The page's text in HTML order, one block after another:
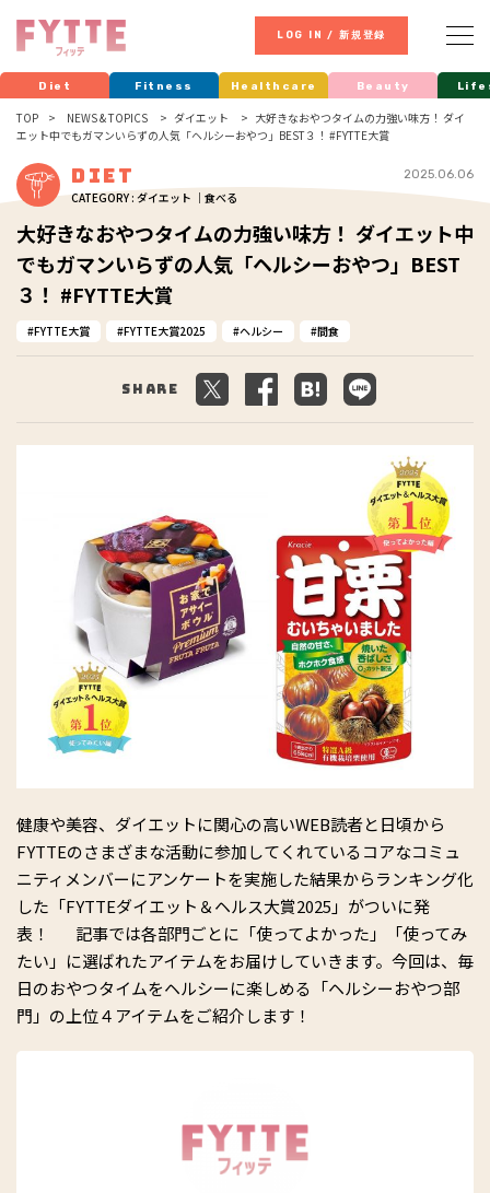
LOG IN / 新規登録
Diet Fitness Healthcare Beauty
TOP NEWS & TOPICS ダイエット
大好きなおやつタイムの力強い味方！ ダイ
エット中でもガマンいらずの人気「ヘルシーおやつ」BEST３！ #FYTTE大賞
Diet
CATEGORY : ダイエット ｜食べる
2025.06.06
大好きなおやつタイムの力強い味方！ ダイエット中
でもガマンいらずの人気「ヘルシーおやつ」BEST
３！ #FYTTE大賞
FYTTE大賞 FYTTE大賞2025 ヘルシー 間食
Share
健康や美容、ダイエットに関⼼の⾼いWEB読者と日頃から
FYTTEのさまざまな活動に参加してくれているコアなコミュ
ニティメンバーにアンケートを実施した結果からランキング化
した「FYTTEダイエット＆ヘルス大賞2025」がついに発
表！ 記事では各部門ごとに「使ってよかった」「使ってみ
たい」に選ばれたアイテムをお届けしていきます。今回は、毎
日のおやつタイムをヘルシーに楽しめる「ヘルシーおやつ部
門」の上位４アイテムをご紹介します！